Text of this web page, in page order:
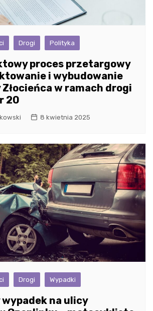
Drogi Polityka
proces przetargowy
i wybudowanie
w ramach drogi
20
8 kwietnia 2025
Drogi Wypadki
na ulicy